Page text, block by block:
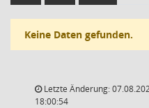
Keine Daten gefunden.
Letzte Änderung:
18:00:54